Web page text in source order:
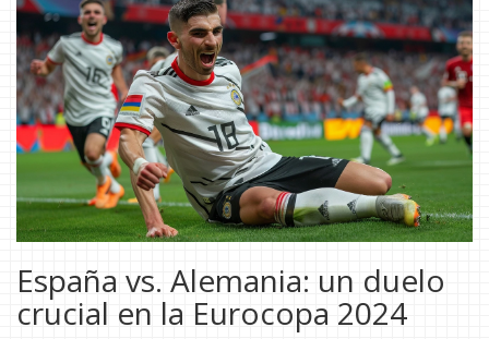
España vs. Alemania: un duelo
crucial en la Eurocopa 2024